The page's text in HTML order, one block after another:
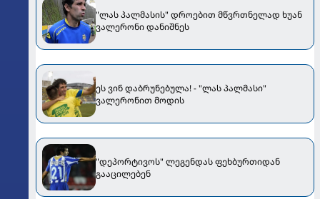
"ლას პალმასის" დროებით მწვრთნელად ხუან
ვალერონი დანიშნეს
ეს ვინ დაბრუნებულა! - "ლას პალმასი"
ვალერონით მოდის
"დეპორტივოს" ლეგენდას ფეხბურთიდან
გააცილებენ